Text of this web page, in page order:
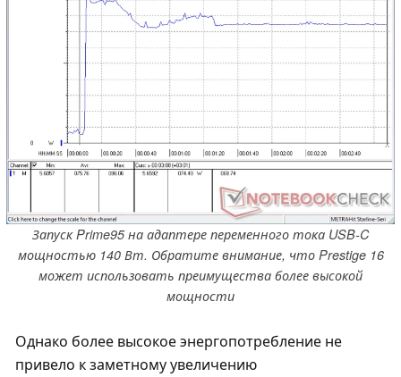
Запуск Prime95 на адаптере переменного тока USB-C
мощностью 140 Вт. Обратите внимание, что Prestige 16
может использовать преимущества более высокой
мощности
Однако более высокое энергопотребление не
привело к заметному увеличению